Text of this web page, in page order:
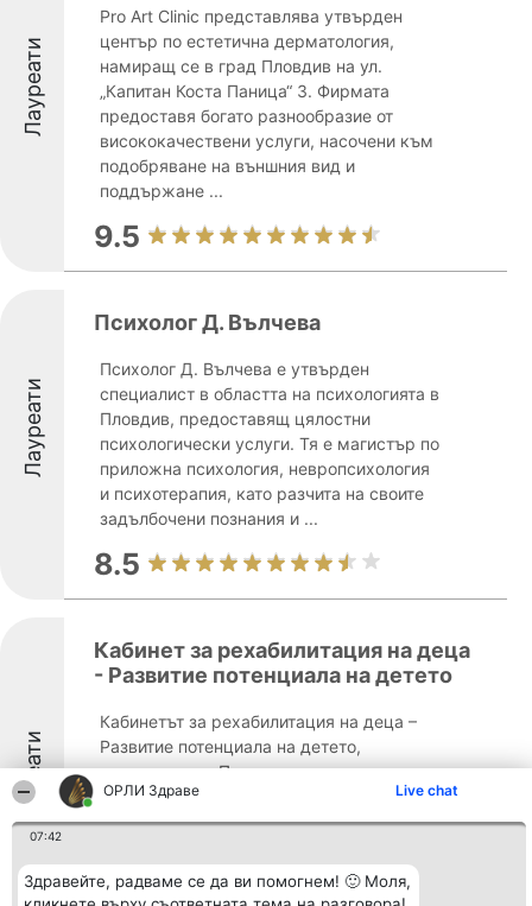
ОРЛИ Здраве Live chat
07:42
Здравейте, радваме се да ви помогнем! 🙂 Моля,
Лауреати
Pro Art Clinic представлява утвърден
център по естетична дерматология,
намиращ се в град Пловдив на ул.
„Капитан Коста Паница“ 3. Фирмата
предоставя богато разнообразие от
висококачествени услуги, насочени към
подобряване на външния вид и
поддържане ...
9.5
Лауреати
Психолог Д. Вълчева
Психолог Д. Вълчева е утвърден
специалист в областта на психологията в
Пловдив, предоставящ цялостни
психологически услуги. Тя е магистър по
приложна психология, невропсихология
и психотерапия, като разчита на своите
задълбочени познания и ...
8.5
Лауреати
Кабинет за рехабилитация на деца
- Развитие потенциала на детето
Кабинетът за рехабилитация на деца –
Развитие потенциала на детето,
разположен в Пловдив, предоставя
специализирана и цялостна
физиотерапевтична помощ, насочена
здраве. Създаден от магистър-
кинезитерапевта ...